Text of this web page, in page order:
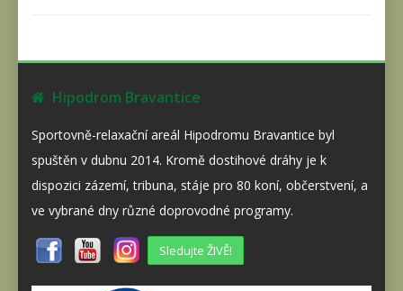
Hipodrom Bravantice
Sportovně-relaxační areál Hipodromu Bravantice byl
spuštěn v dubnu 2014. Kromě dostihové dráhy je k
dispozici zázemí, tribuna, stáje pro 80 koní, občerstvení, a
ve vybrané dny různé doprovodné programy.
Sledujte ŽIVĚ!